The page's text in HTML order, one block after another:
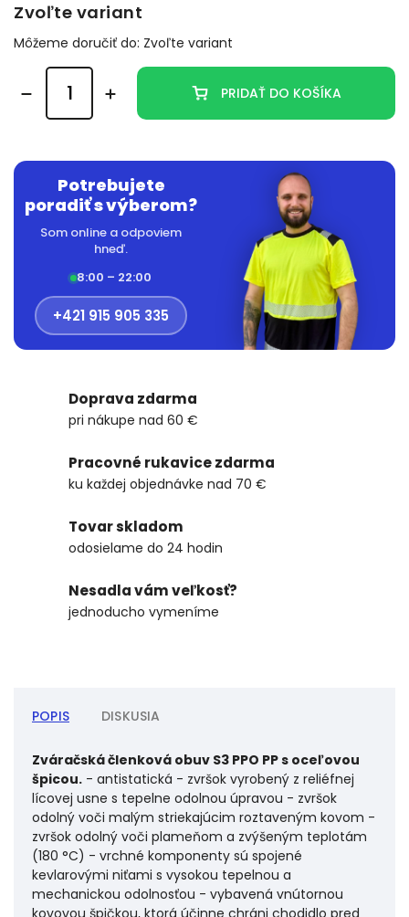
Zvoľte variant
Môžeme doručiť do: Zvoľte variant
PRIDAŤ DO KOŠÍKA
Potrebujete
poradiť s výberom?
Som online a odpoviem
hneď.
8:00 – 22:00
+421 915 905 335
Doprava zdarma
pri nákupe nad 60 €
Pracovné rukavice zdarma
ku každej objednávke nad 70 €
Tovar skladom
odosielame do 24 hodin
Nesadla vám veľkosť?
jednoducho vymeníme
POPIS DISKUSIA
Zváračská členková obuv S3 PPO PP s oceľovou
špicou. - antistatická - zvršok vyrobený z reliéfnej
lícovej usne s tepelne odolnou úpravou - zvršok
odolný voči malým striekajúcim roztaveným kovom -
zvršok odolný voči plameňom a zvýšeným teplotám
(180 °C) - vrchné komponenty sú spojené
kevlarovými niťami s vysokou tepelnou a
mechanickou odolnosťou - vybavená vnútornou
kovovou špičkou, ktorá účinne chráni chodidlo pred